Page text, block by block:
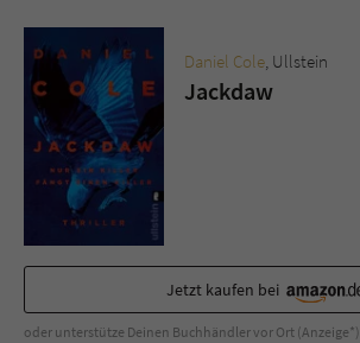
Daniel Cole, Ullstein
Jackdaw
Jetzt kaufen bei
oder unterstütze Deinen Buchhändler vor Ort (Anzeige*)